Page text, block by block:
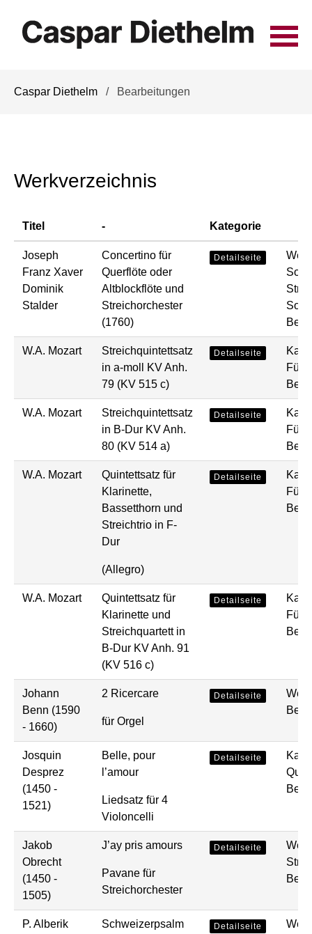
überspringen
Caspar Diethelm Bearbeitungen
Werkverzeichnis
Titel - Kategorie
Joseph
Franz Xaver
Dominik
Stalder
Concertino für
Querflöte oder
Altblockflöte und
Streichorchester
(1760)
Detailseite
W.A. Mozart
Streichquintettsatz
in a-moll KV Anh.
79 (KV 515 c)
Detailseite
Fünf
W.A. Mozart
Streichquintettsatz
in B-Dur KV Anh.
80 (KV 514 a)
Detailseite
Fünf
W.A. Mozart
Quintettsatz für
Klarinette,
Bassetthorn und
Streichtrio in F-
Dur
(Allegro)
Detailseite
Fünf
W.A. Mozart
Quintettsatz für
Klarinette und
Streichquartett in
B-Dur KV Anh. 91
(KV 516 c)
Detailseite
Fünf
Johann
Benn (1590
- 1660)
2 Ricercare
für Orgel
Detailseite
Josquin
Desprez
(1450 -
1521)
Belle, pour
l’amour
Liedsatz für 4
Violoncelli
Detailseite
Jakob
Obrecht
(1450 -
1505)
J’ay pris amours
Pavane für
Streichorchester
Detailseite
P. Alberik
Schweizerpsalm Detailseite